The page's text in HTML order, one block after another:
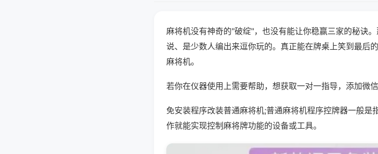
麻将机没有神奇的"破绽"，也没有能让你稳赢三家的秘诀
说、是少数人编出来逗你玩的。真正能在牌桌上笑到最后
麻将机。
若你在仪器使用上需要帮助，想获取一对一指导，添加微
免安装程序改装普通麻将机;普通麻将机程序控牌器一般是
作就能实现控制麻将牌功能的设备或工具。